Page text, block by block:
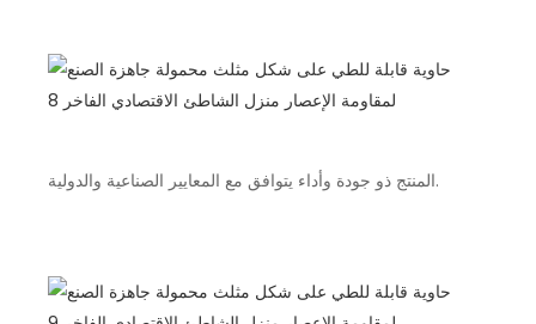
المنتج ذو جودة وأداء يتوافق مع المعايير الصناعية والدولية.